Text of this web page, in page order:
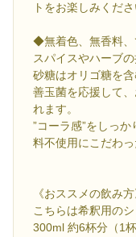
トをお楽しみくださ
◆無着色、無香料、
スパイスやハーブ
砂糖はオリゴ糖を
善玉菌を応援して
れます。
”コーラ感”をしっ
料不使用にこだわっ
《おススメの飲み方
こちらは希釈用のシ
300ml 約6杯分（1